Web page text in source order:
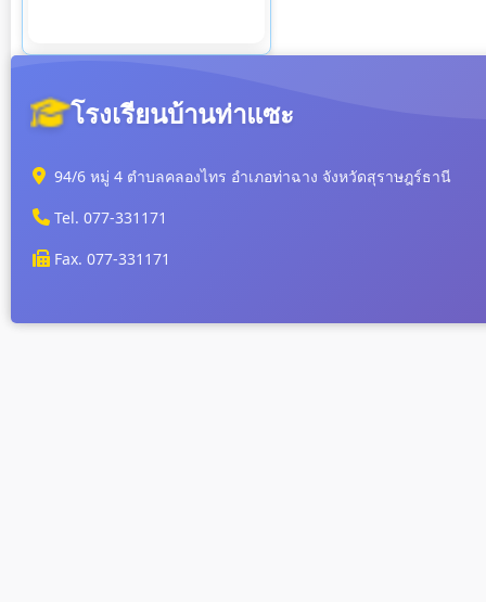
โรงเรียนบ้านท่าแซะ
94/6 หมู่ 4 ตำบลคลองไทร อำเภอท่าฉาง จังหวัดสุราษฎร์ธานี
Tel. 077-331171
Fax. 077-331171